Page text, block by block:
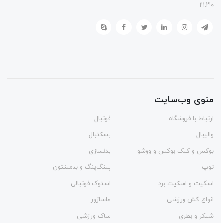
۲۱:۳۰
منوی وب‌سایت
ارتباط با فروشگاه
فوتبال
والیبال
بسکتبال
بوکس و کیک بوکس و ووشو
بدنسازی
توپ
پینگ‌پنگ و بدمينتون
اسکیت و اسکیت برد
استوک فوتبالی
انواع کش ورزشی
ماساژور
شیکر و بطری
ساک ورزشی